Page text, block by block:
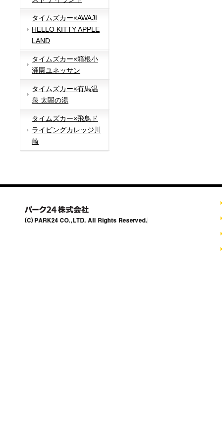
タイムズカー×AWAJI
HELLO KITTY APPLE
LAND
タイムズカー×箱根小
涌園ユネッサン
タイムズカー×有馬温
泉 太閤の湯
タイムズカー×飛鳥ド
ライビングカレッジ川
崎